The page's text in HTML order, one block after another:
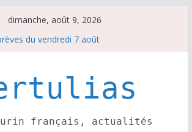
dimanche, août 9, 2026
du vendredi 7 août
du samedi 8 août
rendez vous est pris pour l’an prochain.
français, actualités